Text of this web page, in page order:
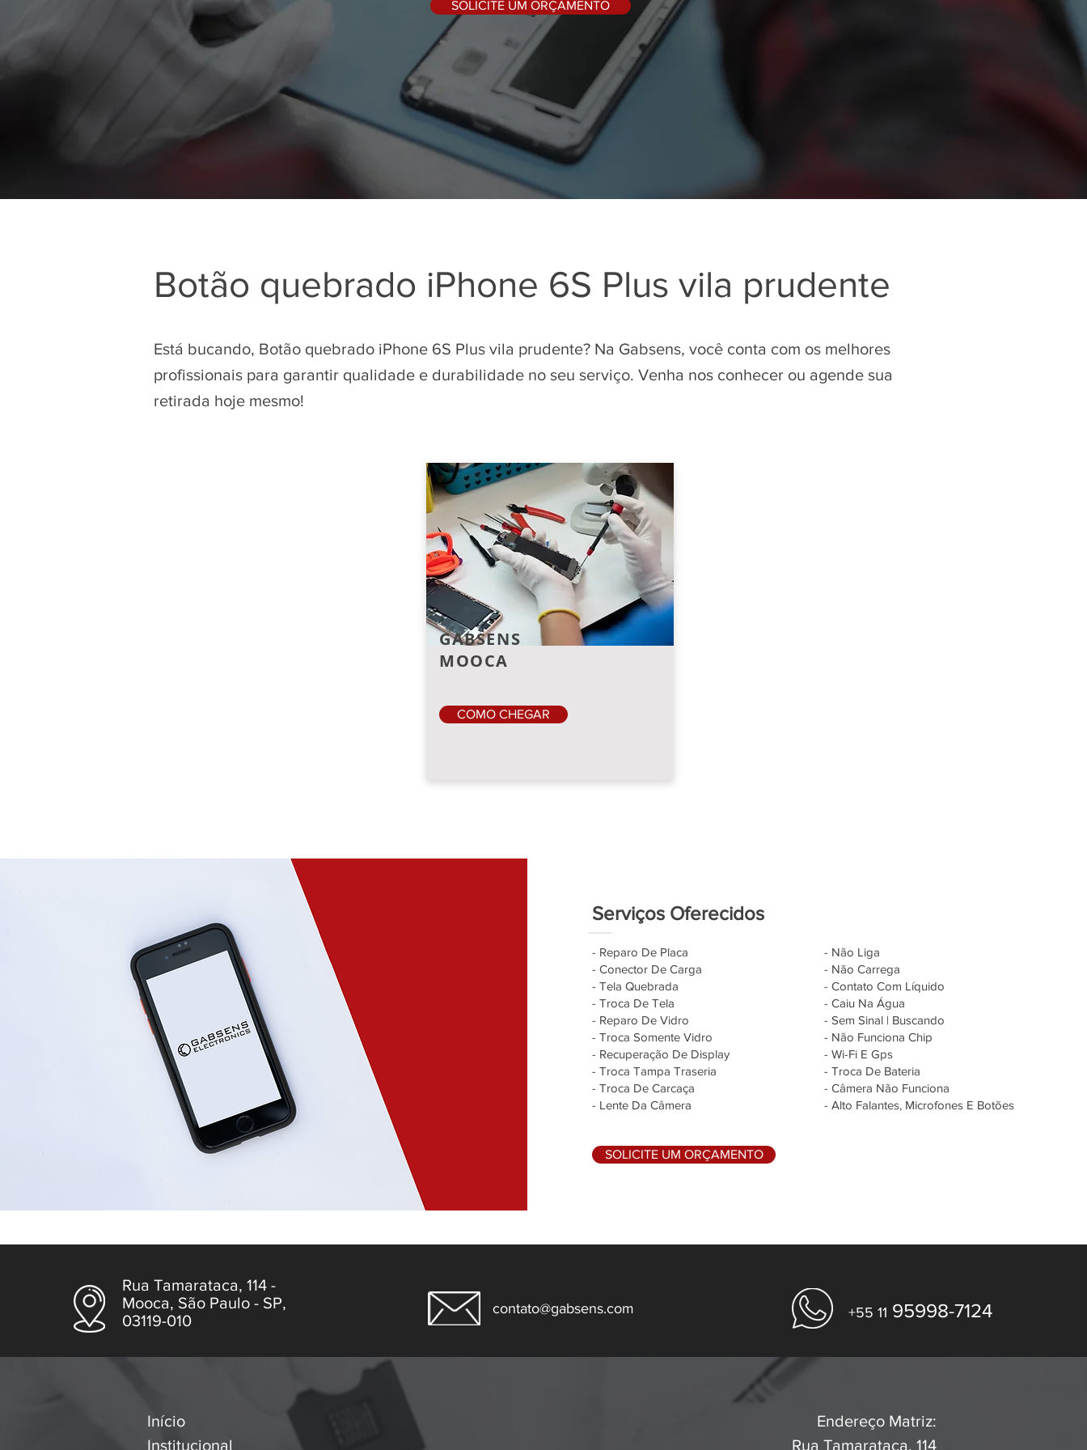
SOLICITE UM ORÇAMENTO
Botão quebrado iPhone 6S Plus vila prudente
Está bucando, Botão quebrado iPhone 6S Plus vila prudente? Na Gabsens, você conta com os melhores
profissionais para garantir qualidade e durabilidade no seu serviço. Venha nos conhecer ou agende sua
retirada hoje mesmo!
GABSENS
MOOCA
COMO CHEGAR
Serviços Oferecidos
- Reparo De Placa
- Conector De Carga
- Tela Quebrada
- Troca De Tela
- Reparo De Vidro
- Troca Somente Vidro
- Recuperação De Display
- Troca Tampa Traseria
- Troca De Carcaça
- Lente Da Câmera
- Não Liga
- Não Carrega
- Contato Com Líquido
- Caiu Na Água
- Sem Sinal | Buscando
- Não Funciona Chip
- Wi-Fi E Gps
- Troca De Bateria
- Câmera Não Funciona
- Alto Falantes, Microfones E Botões
SOLICITE UM ORÇAMENTO
Rua Tamarataca, 114 -
Mooca, São Paulo - SP,
03119-010
contato@gabsens.com +55 11 95998-7124
Início
Institucional
Endereço Matriz:
Rua Tamarataca, 114